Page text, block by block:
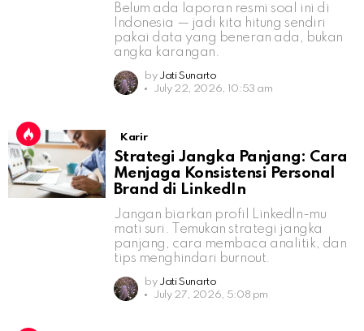
Belum ada laporan resmi soal ini di
Indonesia — jadi kita hitung sendiri
pakai data yang beneran ada, bukan
angka karangan.
by Jati Sunarto
July 22, 2026, 10:53 am
Karir
Strategi Jangka Panjang: Cara
Menjaga Konsistensi Personal
Brand di LinkedIn
Jangan biarkan profil LinkedIn-mu
mati suri. Temukan strategi jangka
panjang, cara membaca analitik, dan
tips menghindari burnout.
by Jati Sunarto
July 27, 2026, 5:08 pm